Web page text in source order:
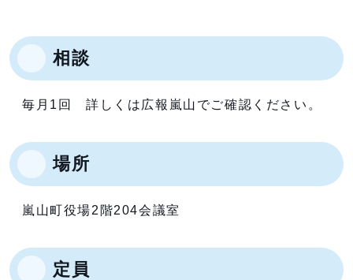
相談
毎月1回 詳しくは広報嵐山でご確認ください。
場所
嵐山町役場2階204会議室
定員